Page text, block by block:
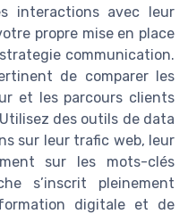
interactions avec leur
propre mise en place
communication.
de comparer les
et les parcours clients
des outils de data
sur leur trafic web, leur
sur les mots-clés
s’inscrit pleinement
digitale et de